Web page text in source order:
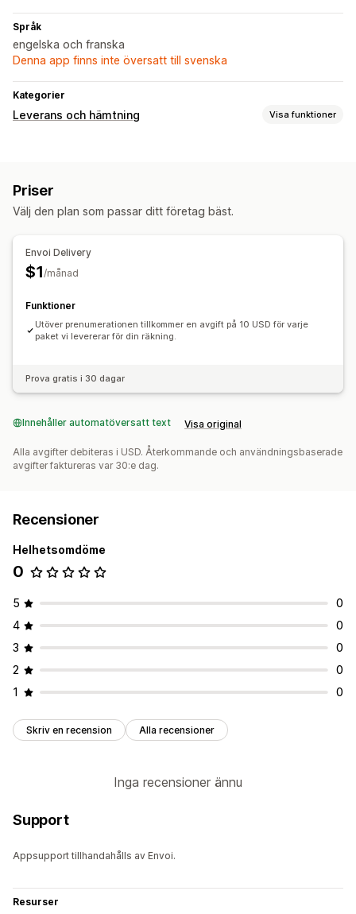
Språk
engelska och franska
Denna app finns inte översatt till svenska
Kategorier
Leverans och hämtning Visa funktioner
Förartilldelning
Spårning i realtid
Leveransbevis Spåra sidor Optimering av transportväg
Priser
Välj den plan som passar ditt företag bäst.
Envoi Delivery
$1/månad
Funktioner
Utöver prenumerationen tillkommer en avgift på 10 USD för varje
paket vi levererar för din räkning.
Prova gratis i 30 dagar
Innehåller automatöversatt text Visa original
Alla avgifter debiteras i USD. Återkommande och användningsbaserade
avgifter faktureras var 30:e dag.
Recensioner
Helhetsomdöme
0
5
0
4
0
3
0
2
0
1
0
Skriv en recension Alla recensioner
Inga recensioner ännu
Support
Appsupport tillhandahålls av Envoi.
Resurser